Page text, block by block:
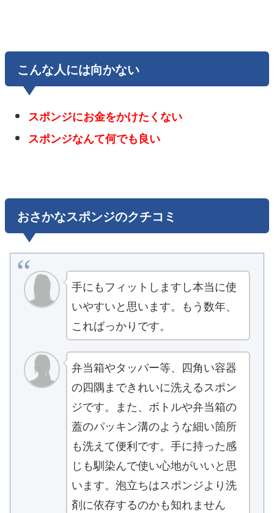
こんな人には向かない
スポンジにお金をかけたくない
スポンジなんて何でも良い
おさかなスポンジのクチコミ
手にもフィットしますし本当に使
いやすいと思います。もう数年、
こればっかりです。
弁当箱やタッパー等、四角い容器
の四隅まできれいに洗えるスポン
ジです。また、ボトルや弁当箱の
蓋のパッキン溝のような細い箇所
も洗えて便利です。手に持った感
じも馴染んで使い心地がいいと思
います。泡立ちはスポンジより洗
剤に依存するのかも知れません